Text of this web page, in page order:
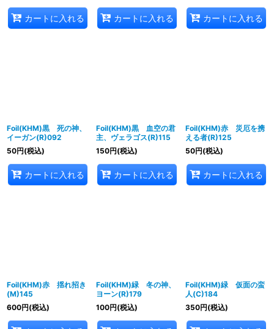
カートに入れる カートに入れる カートに入れる
Foil(KHM)黒 死の神、
イーガン(R)092
50円(税込)
カートに入れる
Foil(KHM)黒 血空の君
主、ヴェラゴス(R)115
150円(税込)
カートに入れる
Foil(KHM)赤 災厄を携
える者(R)125
50円(税込)
カートに入れる
Foil(KHM)赤 揺れ招き
(M)145
600円(税込)
Foil(KHM)緑 冬の神、
ヨーン(R)179
100円(税込)
Foil(KHM)緑 仮面の蛮
人(C)184
350円(税込)